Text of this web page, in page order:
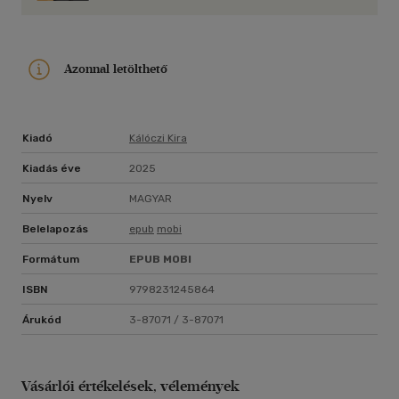
hanem a belső lobogás mértékében.A trilógia első kötete egy
valóban felélesztheti-e a szerelmet!
Azonnal letölthető
Kiadó Kálóczi Kira
Kiadás éve 2025
Nyelv MAGYAR
Belelapozás epub mobi
Formátum EPUB MOBI
ISBN 9798231245864
Árukód 3-87071 / 3-87071
Vásárlói értékelések, vélemények